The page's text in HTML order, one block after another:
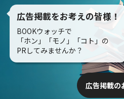
広告掲載をお考えの皆様！
BOOKウォッチで
「ホン」「モノ」「コト」の
PRしてみませんか？
広告掲載の